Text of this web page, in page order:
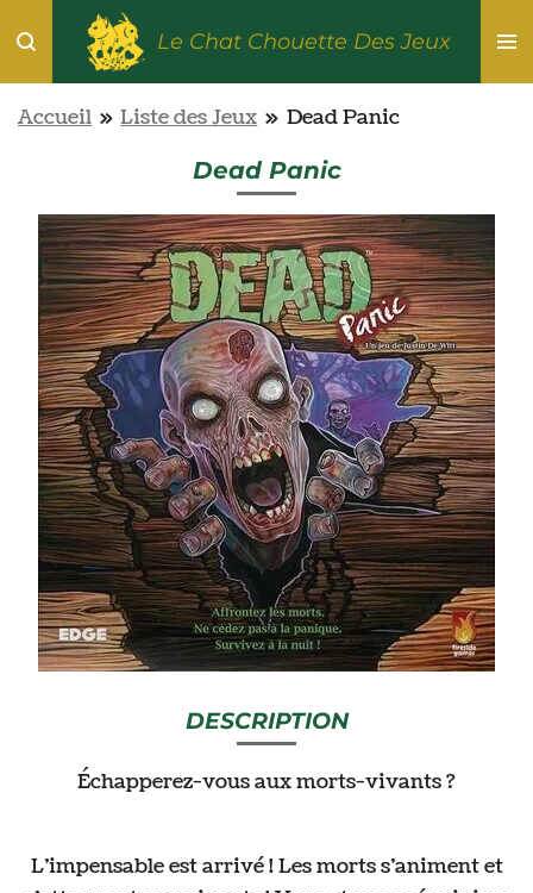
Passer
contenu
principal
Le Chat Chouette Des Jeux
Accueil » Liste des Jeux » Dead Panic
Dead Panic
DESCRIPTION
Échapperez-vous aux morts-vivants ?
L’impensable est arrivé ! Les morts s’animent et